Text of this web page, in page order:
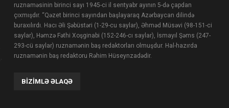
ruznaməsinin birinci sayı 1945-ci il sentyabr ayının 5-də çapdan
çıxmışdır. “Qəzet birinci sayından başlayaraq Azərbaycan dilində
buraxılırdı. Hacı Əli Şəbüstəri (1-29-cu saylar), Əhməd Müsəvi (98-151-ci
saylar), Həmzə Fəthi Xoşginabi (152-246-cı saylar), İsmayıl Şəms (247-
293-cü saylar) ruznamənin baş redaktorları olmuşdur. Hal-hazırda
ruznamənin baş redaktoru Rəhim Hüseynzadədir.
BIZIMLƏ ƏLAQƏ